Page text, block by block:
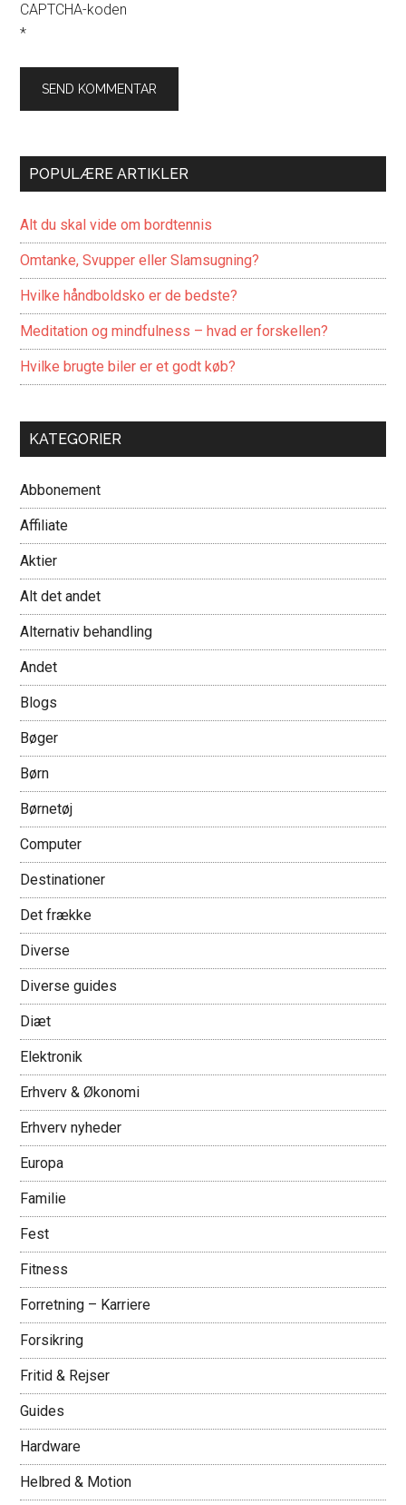
CAPTCHA-koden
*
POPULÆRE ARTIKLER
Alt du skal vide om bordtennis
Omtanke, Svupper eller Slamsugning?
Hvilke håndboldsko er de bedste?
Meditation og mindfulness – hvad er forskellen?
Hvilke brugte biler er et godt køb?
KATEGORIER
Abbonement
Affiliate
Aktier
Alt det andet
Alternativ behandling
Andet
Blogs
Bøger
Børn
Børnetøj
Computer
Destinationer
Det frække
Diverse
Diverse guides
Diæt
Elektronik
Erhverv & Økonomi
Erhverv nyheder
Europa
Familie
Fest
Fitness
Forretning – Karriere
Forsikring
Fritid & Rejser
Guides
Hardware
Helbred & Motion